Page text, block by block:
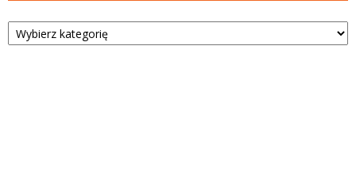
Kategorie